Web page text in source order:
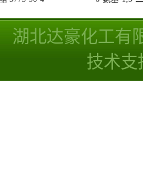
湖北达豪化工有
技术